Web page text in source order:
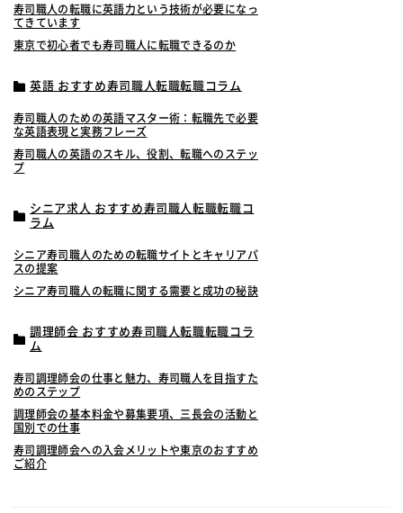
寿司職人の転職に英語力という技術が必要になっ
てきています
東京で初心者でも寿司職人に転職できるのか
英語 おすすめ寿司職人転職転職コラム
寿司職人のための英語マスター術：転職先で必要
な英語表現と実務フレーズ
寿司職人の英語のスキル、役割、転職へのステッ
プ
シニア求人 おすすめ寿司職人転職転職コ
ラム
シニア寿司職人のための転職サイトとキャリアパ
スの提案
シニア寿司職人の転職に関する需要と成功の秘訣
調理師会 おすすめ寿司職人転職転職コラ
ム
寿司調理師会の仕事と魅力、寿司職人を目指すた
めのステップ
調理師会の基本料金や募集要項、三長会の活動と
国別での仕事
寿司調理師会への入会メリットや東京のおすすめ
ご紹介